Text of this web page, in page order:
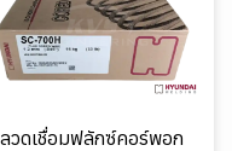
ลวดเชื่อมฟลักซ์คอร์พอก